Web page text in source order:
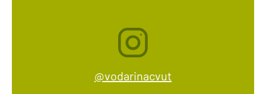
@vodarinacvut